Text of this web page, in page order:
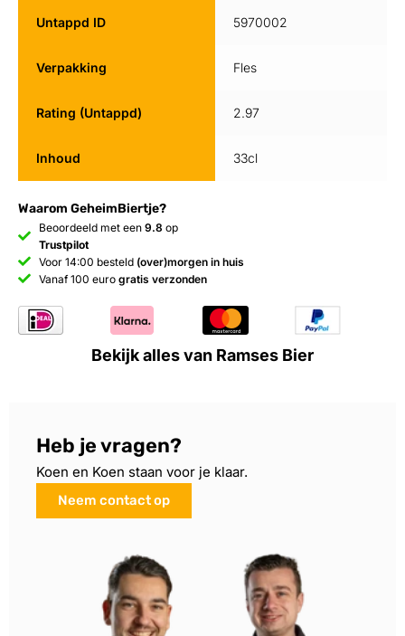
Waarom GeheimBiertje?
Beoordeeld met een 9.8 op
Trustpilot
Voor 14:00 besteld (over)morgen in huis
Vanaf 100 euro gratis verzonden
Untappd ID 5970002
Verpakking Fles
Rating (Untappd) 2.97
Inhoud 33cl
Bekijk alles van Ramses Bier
Heb je vragen?
Koen en Koen staan voor je klaar.
Neem contact op